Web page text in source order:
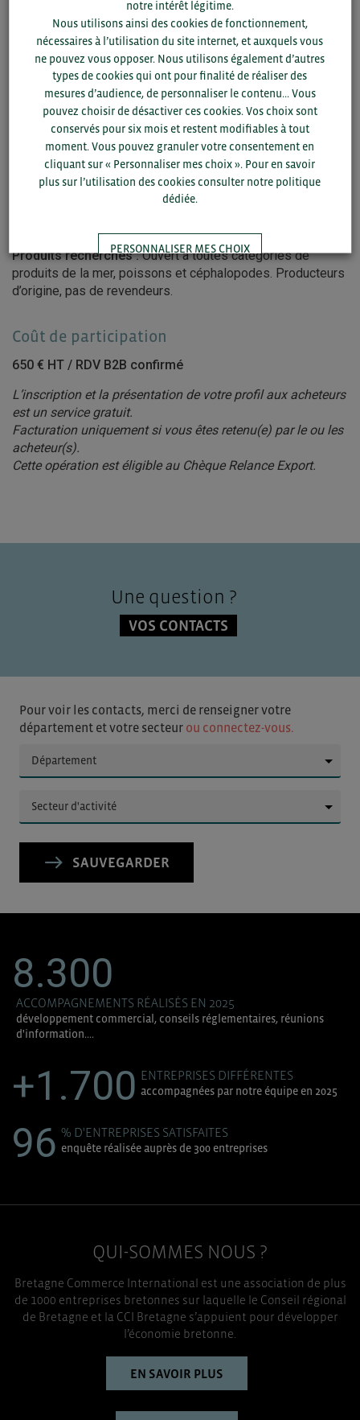
Importateur/distributeur produits de la mer
surgelés
Groupe export dans l’importation de toutes sortes de
poissons et fruits de mer surgelés. Il travaille directement
avec les principaux armateurs et zones de pêche du monde
entier, pour un contrôle maximal des produits, des
traitements, etc. afin de proposer le meilleur rapport qualité
prix à ses clients: distributeurs, grossistes, fabricants.
Principales zones d’import : Asie (Chine, Inde, Vietnam),
Afrique (Afrique du Sud, Mauritanie,
Tunisie, Namibie, Maroc,…), Argentine, Nouvelle Zélande,
Produits recherchés :Ouvert à toutes catégories de
produits de la mer, poissons et céphalopodes. Producteurs
d’origine, pas de revendeurs.
Coût de participation
650 € HT / RDV B2B confirmé
L’inscription et la présentation de votre profil aux acheteurs
est un service gratuit.
Facturation uniquement si vous êtes retenu(e) par le ou les
acheteur(s).
Cette opération est éligible au Chèque Relance Export.
Une question ?
VOS CONTACTS
Pour voir les contacts, merci de renseigner votre
département et votre secteur ou connectez-vous.
SAUVEGARDER
8.300
ACCOMPAGNEMENTS RÉALISÉS EN 2025
développement commercial, conseils réglementaires, réunions
d'information....
+1.700 ENTREPRISES DIFFÉRENTES
accompagnées par notre équipe en 2025
96 % D'ENTREPRISES SATISFAITES
enquête réalisée auprès de 300 entreprises
QUI-SOMMES NOUS ?
Bretagne Commerce International est une association de plus
de 1000 entreprises bretonnes sur laquelle le Conseil régional
de Bretagne et la CCI Bretagne s’appuient pour développer
l’économie bretonne.
EN SAVOIR PLUS
notre intérêt légitime.
Nous utilisons ainsi des cookies de fonctionnement,
nécessaires à l’utilisation du site internet, et auxquels vous
ne pouvez vous opposer. Nous utilisons également d’autres
types de cookies qui ont pour finalité de réaliser des
mesures d’audience, de personnaliser le contenu... Vous
pouvez choisir de désactiver ces cookies. Vos choix sont
conservés pour six mois et restent modifiables à tout
moment. Vous pouvez granuler votre consentement en
cliquant sur « Personnaliser mes choix ». Pour en savoir
plus sur l’utilisation des cookies consulter notre politique
dédiée.
PERSONNALISER MES CHOIX
TOUT ACCEPTER